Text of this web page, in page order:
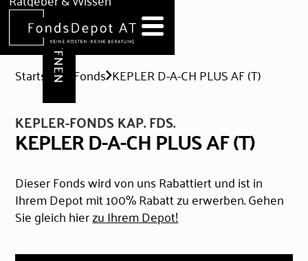
Hilfe & Formulare
DEPOT ERÖFFNEN
Startseite Fonds KEPLER D-A-CH PLUS AF (T)
KEPLER-FONDS KAP. FDS.
KEPLER D-A-CH PLUS AF (T)
Dieser Fonds wird von uns Rabattiert und ist in
Ihrem Depot mit 100% Rabatt zu erwerben. Gehen
Sie gleich hierzu Ihrem Depot!